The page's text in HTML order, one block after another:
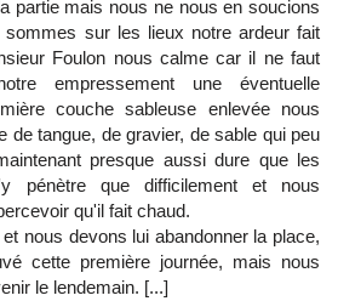
partie mais nous ne nous en soucions
sur les lieux notre ardeur fait
Foulon nous calme car il ne faut
empressement une éventuelle
couche sableuse enlevée nous
de tangue, de gravier, de sable qui peu
presque aussi dure que les
pénètre que difficilement et nous
qu'il fait chaud.
nous devons lui abandonner la place,
cette première journée, mais nous
le lendemain. [...]